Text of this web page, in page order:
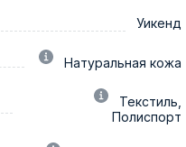
Уикенд
Натуральная кожа
Текстиль,
Полиспорт